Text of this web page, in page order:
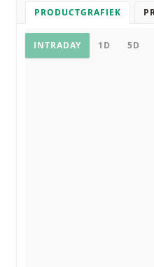
PRODUCTGRAFIEK
Productgrafiek
INTRADAY 1D 5D